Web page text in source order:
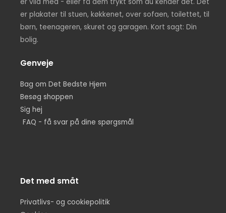
er plakater til stuen, køkkenet, over sofaen, toilettet, til
børn, teenageren, skuret og garagen. Kort sagt: Din
bolig.
Genveje
Bag om Det Bedste Hjem
Besøg shoppen
Sig hej
FAQ - få svar på dine spørgsmål
Det med småt
Privatlivs- og cookiepolitik